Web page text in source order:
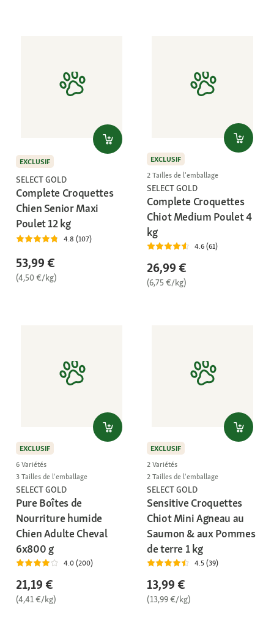
EXCLUSIF
SELECT GOLD
Complete Croquettes
Chien Senior Maxi
Poulet 12 kg
4.8 (107)
53,99 €
(4,50 €/kg)
EXCLUSIF
2 Tailles de l'emballage
SELECT GOLD
Complete Croquettes
Chiot Medium Poulet 4
kg
4.6 (61)
26,99 €
(6,75 €/kg)
EXCLUSIF
6 Variétés
3 Tailles de l'emballage
SELECT GOLD
Pure Boîtes de
Nourriture humide
Chien Adulte Cheval
6x800 g
4.0 (200)
21,19 €
(4,41 €/kg)
EXCLUSIF
2 Variétés
2 Tailles de l'emballage
SELECT GOLD
Sensitive Croquettes
Chiot Mini Agneau au
Saumon & aux Pommes
de terre 1 kg
4.5 (39)
13,99 €
(13,99 €/kg)